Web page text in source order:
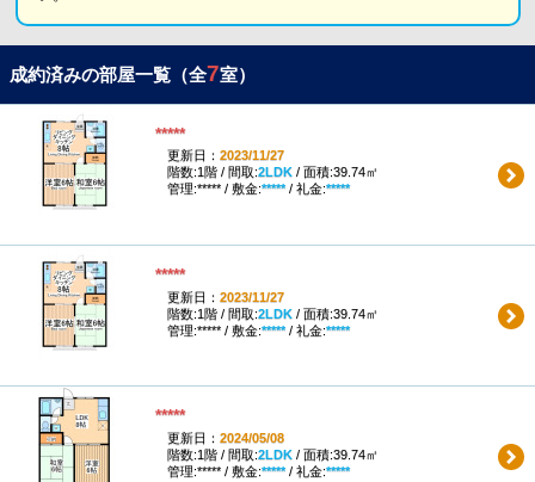
成約済みの部屋一覧（全7室）
*****
更新日： 2023/11/27
階数:1階 / 間取:2LDK/ 面積:39.74㎡
管理:***** / 敷金:*****/ 礼金:*****
*****
更新日： 2023/11/27
階数:1階 / 間取:2LDK/ 面積:39.74㎡
管理:***** / 敷金:*****/ 礼金:*****
*****
更新日： 2024/05/08
階数:1階 / 間取:2LDK/ 面積:39.74㎡
管理:***** / 敷金:*****/ 礼金:*****